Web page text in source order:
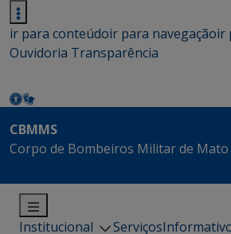
ir para conteúdoir para navegaçãoir
Ouvidoria Transparência
CBMMS
Corpo de Bombeiros Militar de Mato
Institucional Serviços